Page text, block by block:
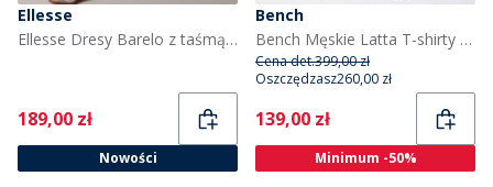
Ellesse
Ellesse Dresy Barelo z taśmą z poliestru dla niego kolor Czarny
Current
189,00 zł
Nowości
Bench
Bench Męskie Latta T-shirty Multis
Cena det.399,00 zł
Oszczędzasz260,00 zł
Current
139,00 zł
Minimum -50%